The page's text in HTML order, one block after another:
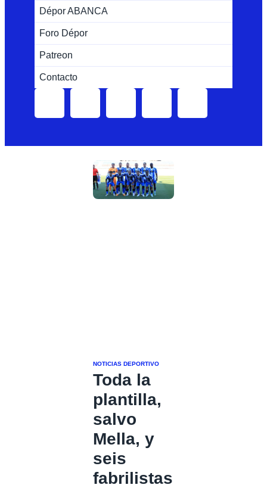
Dépor ABANCA
Foro Dépor
Patreon
Contacto
NOTICIAS DEPORTIVO
Toda la
plantilla,
salvo
Mella, y
seis
fabrilistas